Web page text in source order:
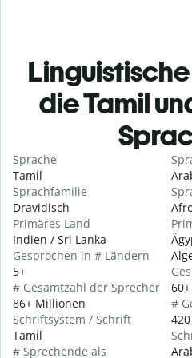
die Tamil
Sprache
Tamil
Sprachfamilie
Dravidisch
Primäres Land
Indien / Sri Lanka
Gesprochen in # Ländern
5+
# Gesamtzahl der Sprecher
86+ Millionen
Schriftsystem / Schrift
Tamil
# Sprechende als
60+
#